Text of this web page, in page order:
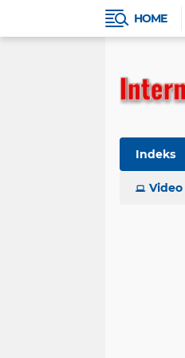
HOME
Indeks
Ekbis
Video